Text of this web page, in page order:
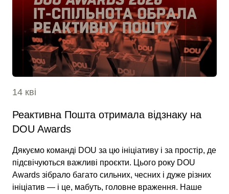
14 кві
Реактивна Пошта отримала відзнаку на
DOU Awards
Дякуємо команді DOU за цю ініціативу і за простір, де
підсвічуються важливі проєкти. Цього року DOU
Awards зібрало багато сильних, чесних і дуже різних
ініціатив — і це, мабуть, головне враження. Наше